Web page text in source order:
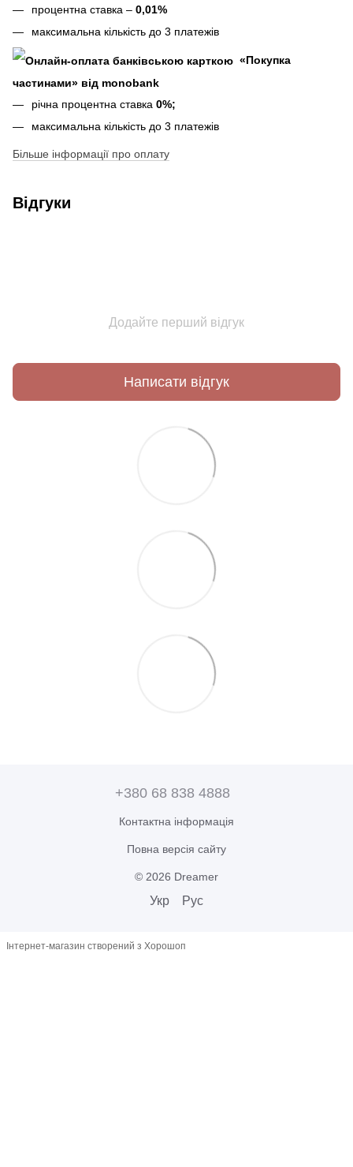
процентна ставка – 0,01%
максимальна кількість до 3 платежів
«Покупка
частинами» від monobank
річна процентна ставка 0%;
максимальна кількість до 3 платежів
Більше інформації про оплату
Відгуки
Додайте перший відгук
Написати відгук
+380 68 838 4888
Контактна інформація
Повна версія сайту
© 2026 Dreamer
Укр Рус
Інтернет-магазин створений з Хорошоп